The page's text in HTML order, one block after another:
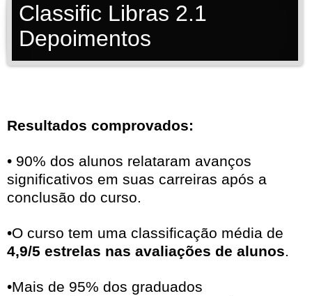
Classific Libras 2.1
Depoimentos
Resultados comprovados:
• 90% dos alunos relataram avanços
significativos em suas carreiras após a
conclusão do curso.
•O curso tem uma classificação média de
4,9/5 estrelas nas avaliações de alunos.
•Mais de 95% dos graduados